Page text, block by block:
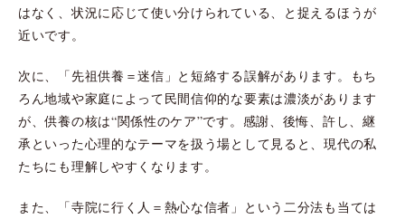
はなく、状況に応じて使い分けられている、と捉えるほうが
近いです。
次に、「先祖供養＝迷信」と短絡する誤解があります。もち
ろん地域や家庭によって民間信仰的な要素は濃淡があります
が、供養の核は“関係性のケア”です。感謝、後悔、許し、継
承といった心理的なテーマを扱う場として見ると、現代の私
たちにも理解しやすくなります。
また、「寺院に行く人＝熱心な信者」という二分法も当ては